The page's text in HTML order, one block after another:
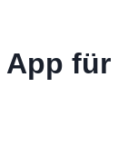
App für